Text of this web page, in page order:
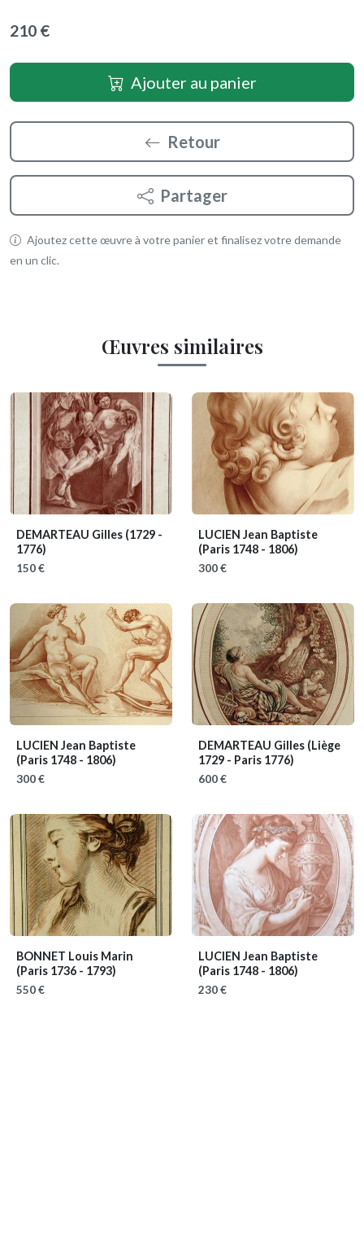
210 €
Ajouter au panier
Retour
Partager
Ajoutez cette œuvre à votre panier et finalisez votre demande
en un clic.
Œuvres similaires
DEMARTEAU Gilles (1729 -
1776)
150 €
LUCIEN Jean Baptiste
(Paris 1748 - 1806)
300 €
LUCIEN Jean Baptiste
(Paris 1748 - 1806)
300 €
DEMARTEAU Gilles (Liège
1729 - Paris 1776)
600 €
BONNET Louis Marin
(Paris 1736 - 1793)
550 €
LUCIEN Jean Baptiste
(Paris 1748 - 1806)
230 €